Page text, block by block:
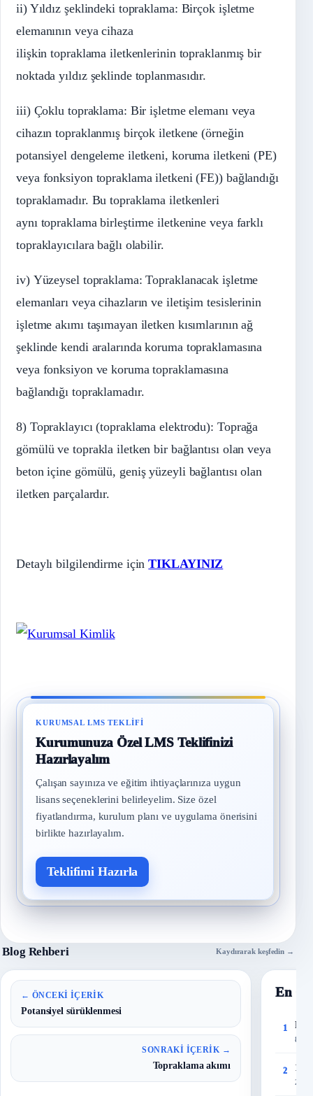
ii) Yıldız şeklindeki topraklama: Birçok işletme
elemanının veya cihaza
ilişkin topraklama iletkenlerinin topraklanmış bir
noktada yıldız şeklinde toplanmasıdır.
iii) Çoklu topraklama: Bir işletme elemanı veya
cihazın topraklanmış birçok iletkene (örneğin
potansiyel dengeleme iletkeni, koruma iletkeni (PE)
veya fonksiyon topraklama iletkeni (FE)) bağlandığı
topraklamadır. Bu topraklama iletkenleri
aynı topraklama birleştirme iletkenine veya farklı
topraklayıcılara bağlı olabilir.
iv) Yüzeysel topraklama: Topraklanacak işletme
elemanları veya cihazların ve iletişim tesislerinin
işletme akımı taşımayan iletken kısımlarının ağ
şeklinde kendi aralarında koruma topraklamasına
veya fonksiyon ve koruma topraklamasına
bağlandığı topraklamadır.
8) Topraklayıcı (topraklama elektrodu): Toprağa
gömülü ve toprakla iletken bir bağlantısı olan veya
beton içine gömülü, geniş yüzeyli bağlantısı olan
iletken parçalardır.
Detaylı bilgilendirme içinTIKLAYINIZ
KURUMSAL LMS TEKLIFI
Kurumunuza Özel LMS Teklifinizi
Hazırlayalım
Çalışan sayınıza ve eğitim ihtiyaçlarınıza uygun
lisans seçeneklerini belirleyelim. Size özel
fiyatlandırma, kurulum planı ve uygulama önerisini
birlikte hazırlayalım.
Teklifimi Hazırla
Blog Rehberi Kaydırarak keşfedin →
← ÖNCEKI İÇERIK
Potansiyel sürüklenmesi
SONRAKI İÇERIK →
Topraklama akımı
En
1
8
2 150
27